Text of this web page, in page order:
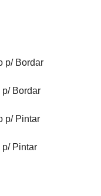
p/ Bordar
p/ Bordar
p/ Pintar
p/ Pintar